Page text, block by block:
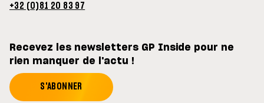
+32 (0)81 20 83 97
Recevez les newsletters GP Inside pour ne
rien manquer de l'actu !
S'ABONNER